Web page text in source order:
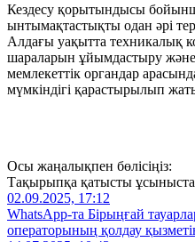
Кездесу қорытындысы
ынтымақтастықты одан әрі
Алдағы уақытта техникалық
шараларын ұйымдастыру
мемлекеттік органдар
мүмкіндігі қарастырылып
Осы жаңалықпен бөлісіңіз:
Тақырыпқа қатысты
02.09.2025, 17:12
WhatsApp-та Бірыңғай
операторының қолдау